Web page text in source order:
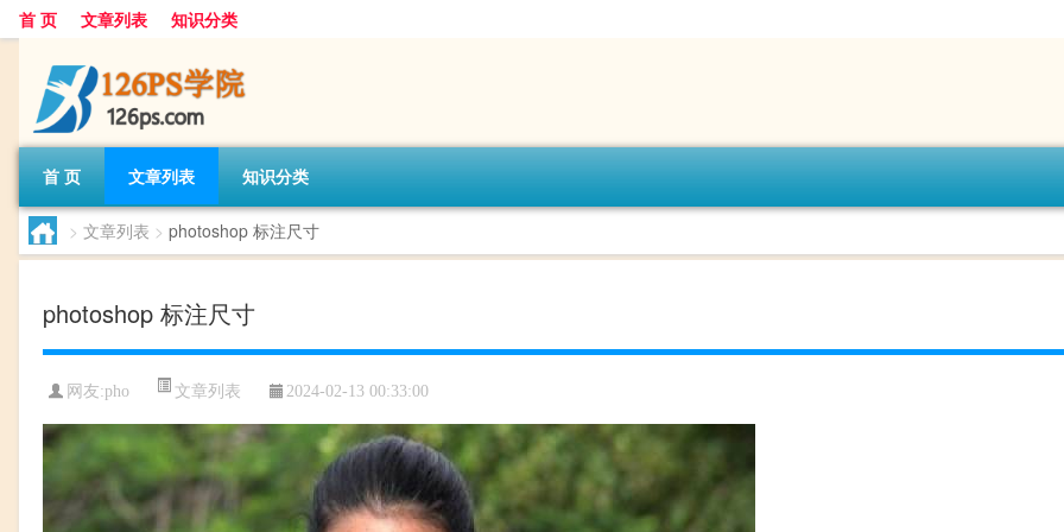
首 页 文章列表 知识分类
首 页 文章列表 知识分类
> 文章列表 > photoshop 标注尺寸
photoshop 标注尺寸
网友:pho 文章列表 2024-02-13 00:33:00